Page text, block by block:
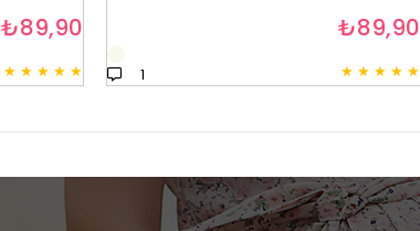
★ ★ ★ ★ ★
₺89,90
★ ★ ★ ★ ★
1
₺89,90